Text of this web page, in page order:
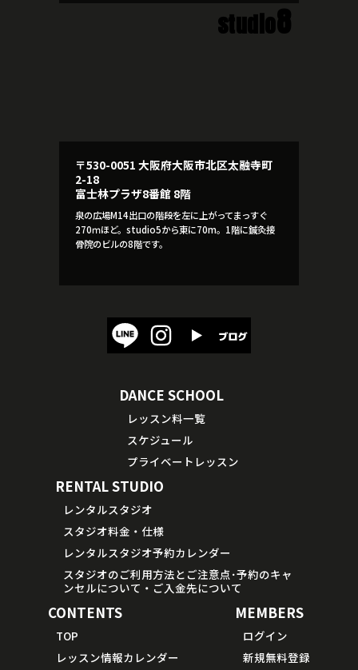
studio8
〒530-0051 大阪府大阪市北区太融寺町
2-18
富士林プラザ8番館 8階
泉の広場M14出口の階段を左に上がってまっすぐ
270ｍほど。studio5から東に70m。1階に鍼灸接
骨院のビルの8階です。
DANCE SCHOOL
レッスン料一覧
スケジュール
プライベートレッスン
RENTAL STUDIO
レンタルスタジオ
スタジオ料金・仕様
レンタルスタジオ予約カレンダー
スタジオのご利用方法とご注意点･予約のキャ
ンセルについて・ご入金先について
CONTENTS
TOP
レッスン情報カレンダー
MEMBERS
ログイン
新規無料登録